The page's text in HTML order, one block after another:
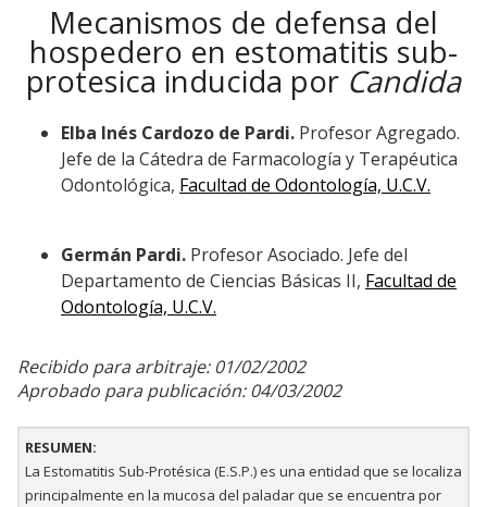
Mecanismos de defensa del
hospedero en estomatitis sub-
protesica inducida por Candida
Elba Inés Cardozo de Pardi. Profesor Agregado.
Jefe de la Cátedra de Farmacología y Terapéutica
Odontológica, Facultad de Odontología, U.C.V.
Germán Pardi. Profesor Asociado. Jefe del
Departamento de Ciencias Básicas II, Facultad de
Odontología, U.C.V.
Recibido para arbitraje: 01/02/2002
Aprobado para publicación: 04/03/2002
RESUMEN:
La Estomatitis Sub-Protésica (E.S.P.) es una entidad que se localiza
principalmente en la mucosa del paladar que se encuentra por